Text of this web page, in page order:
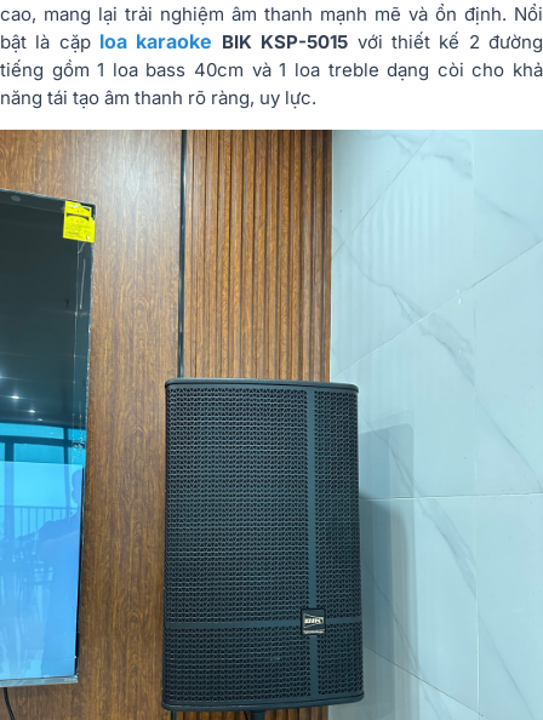
cao, mang lại trải nghiệm âm thanh mạnh mẽ và ổn định. Nổi
bật là cặp loa karaoke BIK KSP-5015 với thiết kế 2 đường
tiếng gồm 1 loa bass 40cm và 1 loa treble dạng còi cho khả
năng tái tạo âm thanh rõ ràng, uy lực.